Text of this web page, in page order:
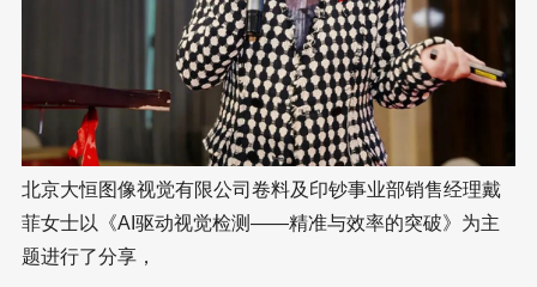
北京大恒图像视觉有限公司卷料及印钞事业部销售经理戴
菲女士以《AI驱动视觉检测——精准与效率的突破》为主
题进行了分享，